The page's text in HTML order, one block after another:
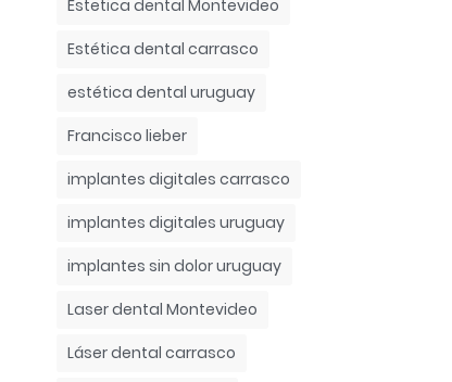
Estetica dental Montevideo
Estética dental carrasco
estética dental uruguay
Francisco lieber
implantes digitales carrasco
implantes digitales uruguay
implantes sin dolor uruguay
Laser dental Montevideo
Láser dental carrasco